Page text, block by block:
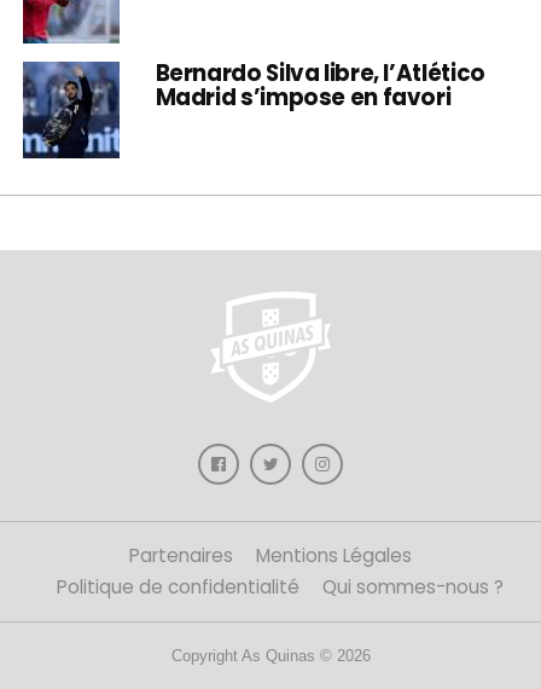
Bernardo Silva libre, l’Atlético
Madrid s’impose en favori
Partenaires
Mentions Légales
Politique de confidentialité
Qui sommes-nous ?
Copyright As Quinas © 2026